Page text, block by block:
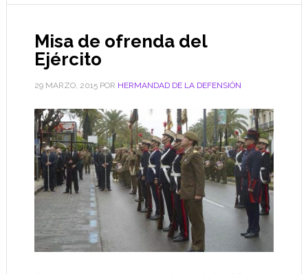
Misa de ofrenda del
Ejército
29 MARZO, 2015POR HERMANDAD DE LA DEFENSIÓN